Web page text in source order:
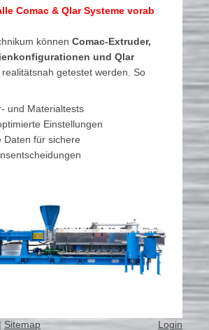
Comac & Qlar Systeme vorab
können Comac-Extruder,
und Qlar
realitätsnah getestet werden. So
und Materialtests
Einstellungen
Daten für sichere
| Sitemap Login